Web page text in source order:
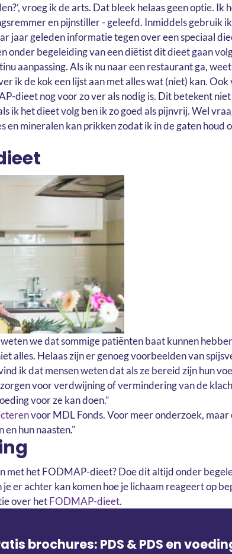
vroeg ik de arts. Dat bleek helaas geen optie. Ik
en pijnstiller - geleefd. Inmiddels gebruik
jaar geleden informatie tegen over een speciaal
onder begeleiding van een diëtist dit dieet gaan
aanpassing. Als ik nu naar een restaurant ga,
ik de kok een lijst aan met alles wat (niet) kan.
dieet nog voor zo ver als nodig is. Dit betekent
ik het dieet volg ben ik zo goed als pijnvrij. Wel
en mineralen kan prikken zodat ik in de gaten houd
we dat sommige patiënten baat kunnen
alles. Helaas zijn er genoeg voorbeelden van
ik dat mensen weten dat als ze bereid zijn hun
voor verdwijning of vermindering van de
voor ze kan doen.”
voor MDL Fonds. Voor meer onderzoek,
hun naasten."
met het FODMAP-dieet? Doe dit altijd onder
er achter kan komen hoe je lichaam reageert op
over hetFODMAP-dieet.
brochures: PDS & PDS en